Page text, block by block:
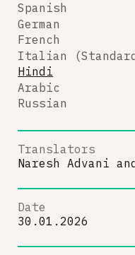
Spanish
German
French
Italian
Hindi
Arabic
Russian
Translators
Naresh Advani
Date
30.01.2026